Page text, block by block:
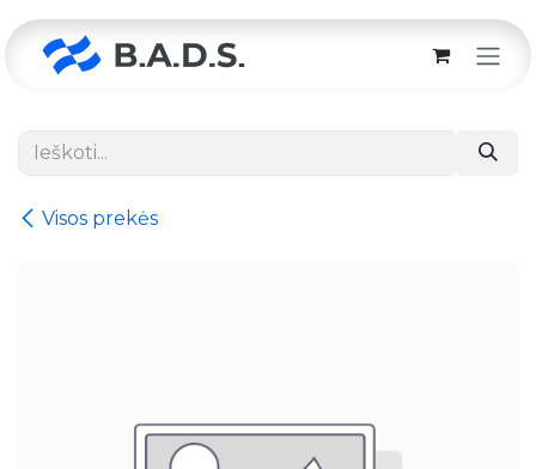
Visos prekės